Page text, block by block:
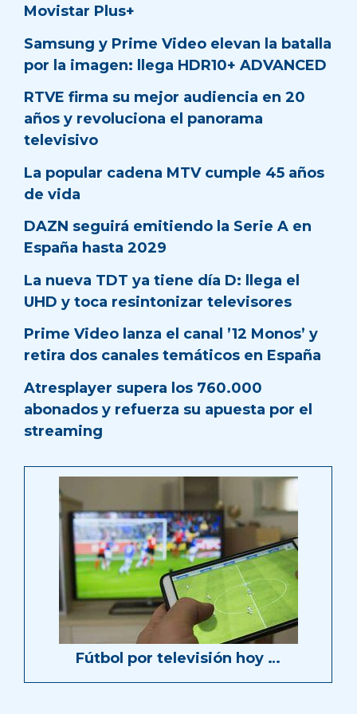
Movistar Plus+
Samsung y Prime Video elevan la batalla
por la imagen: llega HDR10+ ADVANCED
RTVE firma su mejor audiencia en 20
años y revoluciona el panorama
televisivo
La popular cadena MTV cumple 45 años
de vida
DAZN seguirá emitiendo la Serie A en
España hasta 2029
La nueva TDT ya tiene día D: llega el
UHD y toca resintonizar televisores
Prime Video lanza el canal ’12 Monos’ y
retira dos canales temáticos en España
Atresplayer supera los 760.000
abonados y refuerza su apuesta por el
streaming
Fútbol por televisión hoy …